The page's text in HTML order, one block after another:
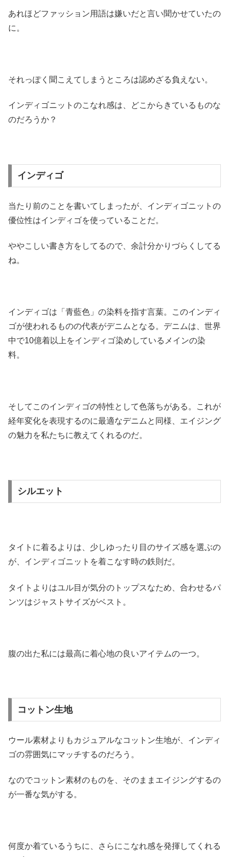
あれほどファッション用語は嫌いだと言い聞かせていたの
に。
それっぽく聞こえてしまうところは認めざる負えない。
インディゴニットのこなれ感は、どこからきているものな
のだろうか？
インディゴ
当たり前のことを書いてしまったが、インディゴニットの
優位性はインディゴを使っていることだ。
ややこしい書き方をしてるので、余計分かりづらくしてる
ね。
インディゴは「青藍色」の染料を指す言葉。このインディ
ゴが使われるものの代表がデニムとなる。デニムは、世界
中で10億着以上をインディゴ染めしているメインの染
料。
そしてこのインディゴの特性として色落ちがある。これが
経年変化を表現するのに最適なデニムと同様、エイジング
の魅力を私たちに教えてくれるのだ。
シルエット
タイトに着るよりは、少しゆったり目のサイズ感を選ぶの
が、インディゴニットを着こなす時の鉄則だ。
タイトよりはユル目が気分のトップスなため、合わせるパ
ンツはジャストサイズがベスト。
腹の出た私には最高に着心地の良いアイテムの一つ。
コットン生地
ウール素材よりもカジュアルなコットン生地が、インディ
ゴの雰囲気にマッチするのだろう。
なのでコットン素材のものを、そのままエイジングするの
が一番な気がする。
何度か着ているうちに、さらにこなれ感を発揮してくれる